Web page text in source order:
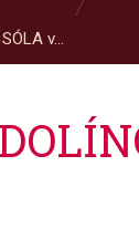
v...